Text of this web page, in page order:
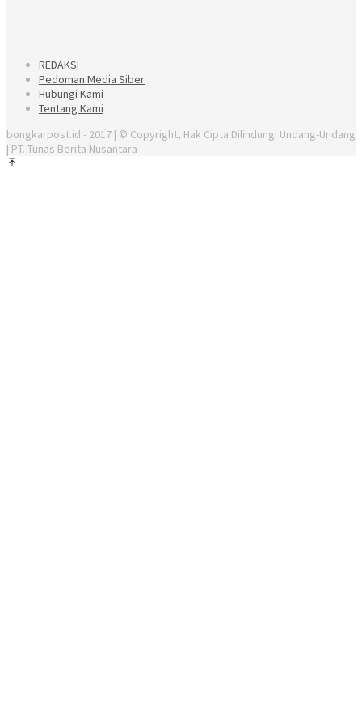
REDAKSI
Pedoman Media Siber
Hubungi Kami
Tentang Kami
bongkarpost.id - 2017 | © Copyright, Hak Cipta Dilindungi Undang-Undang
| PT. Tunas Berita Nusantara